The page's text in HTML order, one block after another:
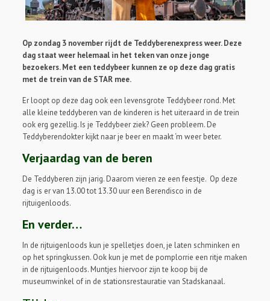
Op zondag 3 november rijdt de Teddyberenexpress weer. Deze
dag staat weer helemaal in het teken van onze jonge
bezoekers. Met een teddybeer kunnen ze op deze dag gratis
met de trein van de STAR mee.
Er loopt op deze dag ook een levensgrote Teddybeer rond. Met
alle kleine teddyberen van de kinderen is het uiteraard in de trein
ook erg gezellig. Is je Teddybeer ziek? Geen probleem. De
Teddyberendokter kijkt naar je beer en maakt ‘m weer beter.
Verjaardag van de beren
De Teddyberen zijn jarig. Daarom vieren ze een feestje. Op deze
dag is er van 13.00 tot 13.30 uur een Berendisco in de
rijtuigenloods.
En verder…
In de rijtuigenloods kun je spelletjes doen, je laten schminken en
op het springkussen. Ook kun je met de pomplorrie een ritje maken
in de rijtuigenloods. Muntjes hiervoor zijn te koop bij de
museumwinkel of in de stationsrestauratie van Stadskanaal.